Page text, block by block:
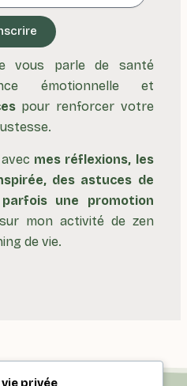
vous parle de santé
émotionnelle et
pour renforcer votre
mes réflexions, les
des astuces de
parfois une promotion
sur mon activité de zen
de vie.
privée